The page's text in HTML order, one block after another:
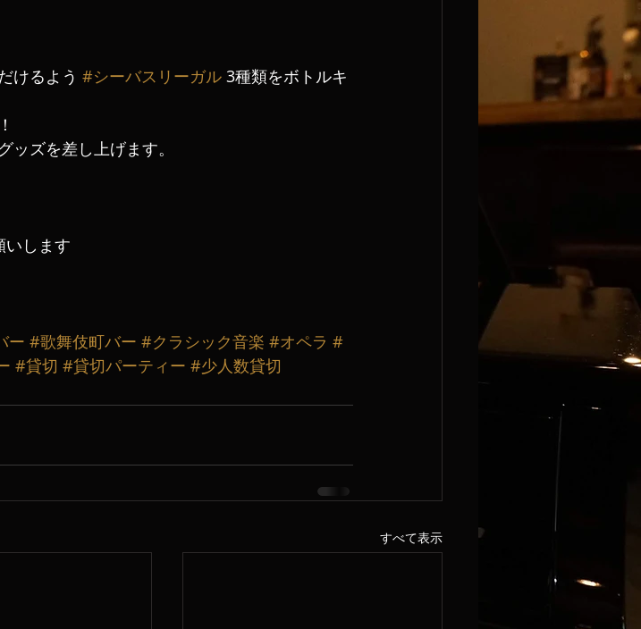
けるよう #シーバスリーガル 3種類をボトルキ
ズを差し上げます。
いします
ー #歌舞伎町バー #クラシック音楽 #オペラ #
#貸切 #貸切パーティー #少人数貸切
すべて表示